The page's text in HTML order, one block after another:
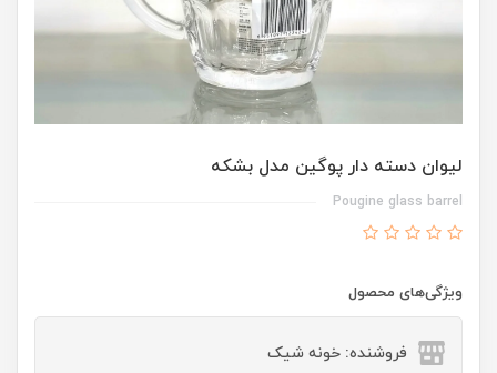
لیوان دسته دار پوگین مدل بشکه
Pougine glass barrel
ویژگی‌های محصول
فروشنده: خونه شیک